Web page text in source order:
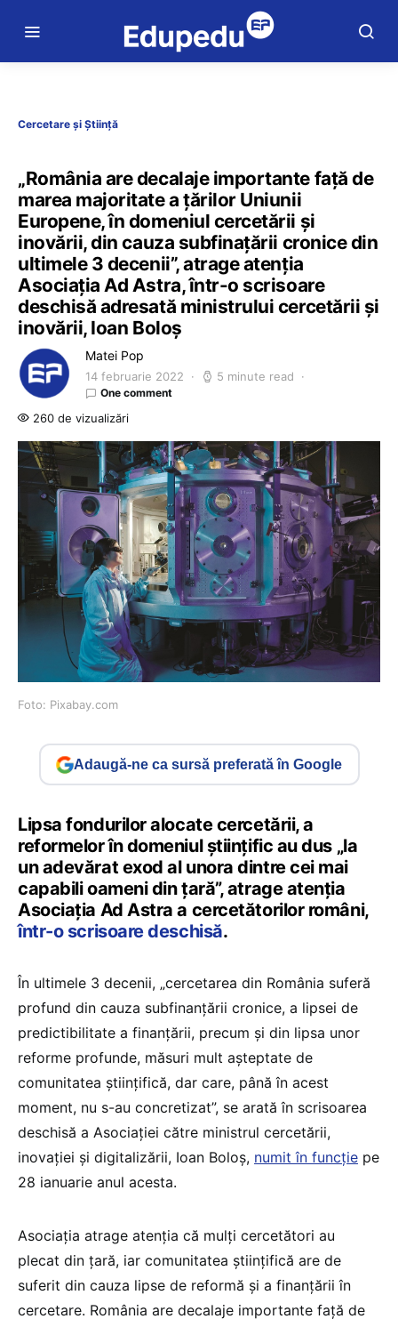
Cercetare și Știință
„România are decalaje importante față de
marea majoritate a țărilor Uniunii
Europene, în domeniul cercetării și
inovării, din cauza subfinațării cronice din
ultimele 3 decenii”, atrage atenția
Asociația Ad Astra, într-o scrisoare
deschisă adresată ministrului cercetării și
inovării, Ioan Boloș
Matei Pop
14 februarie 2022 5 minute read
One comment
260 de vizualizări
Foto: Pixabay.com
Adaugă-ne ca sursă preferată în Google
Lipsa fondurilor alocate cercetării, a
reformelor în domeniul științific au dus „la
un adevărat exod al unora dintre cei mai
capabili oameni din țară”, atrage atenția
Asociația Ad Astra a cercetătorilor români,
într-o scrisoare deschisă.
În ultimele 3 decenii, „cercetarea din România suferă
profund din cauza subfinanțării cronice, a lipsei de
predictibilitate a finanțării, precum și din lipsa unor
reforme profunde, măsuri mult așteptate de
comunitatea științifică, dar care, până în acest
moment, nu s-au concretizat”, se arată în scrisoarea
deschisă a Asociației către ministrul cercetării,
inovației și digitalizării, Ioan Boloș, numit în funcție pe
28 ianuarie anul acesta.
Asociația atrage atenția că mulți cercetători au
plecat din țară, iar comunitatea științifică are de
suferit din cauza lipse de reformă și a finanțării în
cercetare. România are decalaje importante față de